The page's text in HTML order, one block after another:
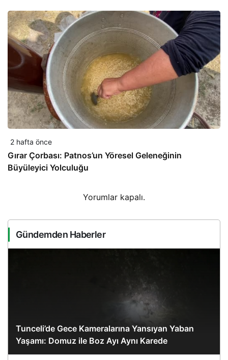
2 hafta önce
Gırar Çorbası: Patnos’un Yöresel Geleneğinin
Büyüleyici Yolculuğu
Yorumlar kapalı.
Gündemden Haberler
Tunceli’de Gece Kameralarına Yansıyan Yaban
Yaşamı: Domuz ile Boz Ayı Aynı Karede